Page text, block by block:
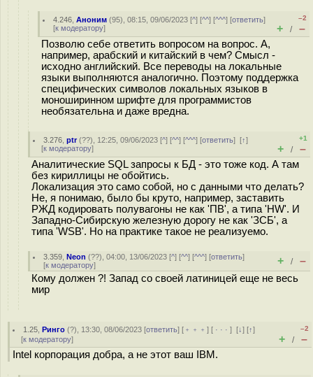
4.246 ,Аноним (95), 08:15, 09/06/2023 [^] [^^] [^^^] [ответить]
[к модератору]
–2
+ / –
Позволю себе ответить вопросом на вопрос. А,
например, арабский и китайский в чем? Смысл -
исходно английский. Все переводы на локальные
языки выполняются аналогично. Поэтому поддержка
специфических символов локальных языков в
моноширинном шрифте для программистов
необязательна и даже вредна.
3.276 ,ptr(??), 12:25, 09/06/2023 [^] [^^] [^^^] [ответить][↑]
[к модератору]
+1
+ / –
Аналитические SQL запросы к БД - это тоже код. А там
без кириллицы не обойтись.
Локализация это само собой, но с данными что делать?
Не, я понимаю, было бы круто, например, заставить
РЖД кодировать полувагоны не как 'ПВ', а типа 'HW'. И
Западно-Сибирскую железную дорогу не как 'ЗСБ', а
типа 'WSB'. Но на практике такое не реализуемо.
3.359 ,Neon (??), 04:00, 13/06/2023 [^] [^^] [^^^] [ответить]
[к модератору] + / –
Кому должен ?! Запад со своей латиницей еще не весь
мир
1.25 ,Ринго (?), 13:30, 08/06/2023 [ответить] [ ﹢﹢﹢] [ · · ·][↓] [↑]
[к модератору]
–2
+ / –
Intel корпорация добра, а не этот ваш IBM.